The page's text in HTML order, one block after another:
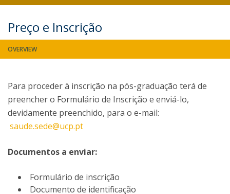
Preço e Inscrição
OVERVIEW
Para proceder à inscrição na pós-graduação terá de
preencher o Formulário de Inscrição e enviá-lo,
devidamente preenchido, para o e-mail:
saude.sede@ucp.pt
Documentos a enviar:
Formulário de inscrição
Documento de identificação